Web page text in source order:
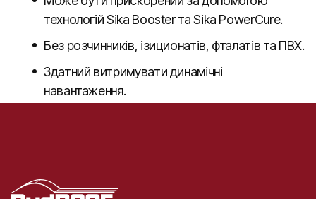
технологій Sika Booster та Sika PowerCure.
Без розчинників, ізиционатів, фталатів та ПВХ.
Здатний витримувати динамічні
навантаження.